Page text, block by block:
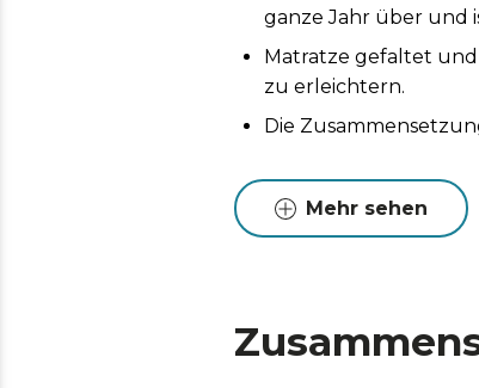
ganze Jahr über und
Matratze gefaltet
zu erleichtern.
Die
Mehr sehen